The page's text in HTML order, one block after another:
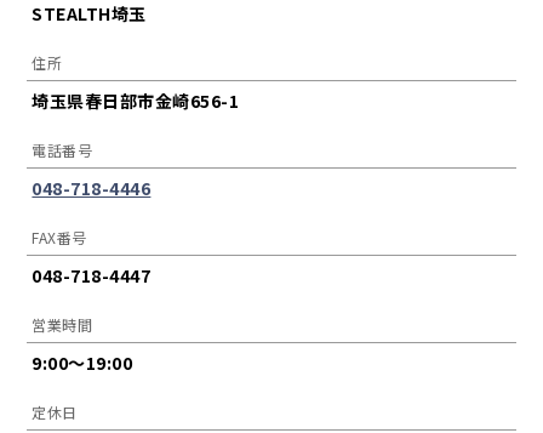
STEALTH埼玉
住所
埼玉県春日部市金崎656-1
電話番号
048-718-4446
FAX番号
048-718-4447
営業時間
9:00〜19:00
定休日